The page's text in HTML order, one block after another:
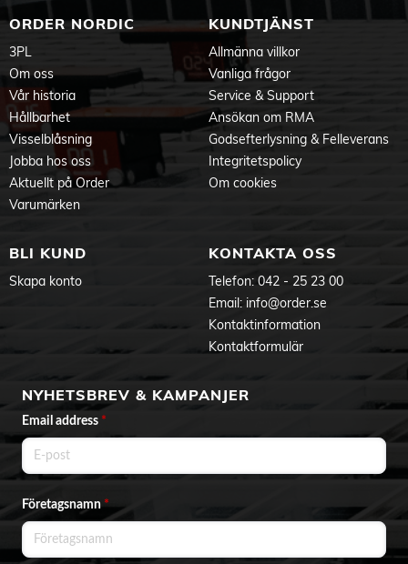
ORDER NORDIC
3PL
Om oss
Vår historia
Hållbarhet
Visselblåsning
Jobba hos oss
Aktuellt på Order
Varumärken
KUNDTJÄNST
Allmänna villkor
Vanliga frågor
Service & Support
Ansökan om RMA
Godsefterlysning & Felleverans
Integritetspolicy
Om cookies
BLI KUND
Skapa konto
KONTAKTA OSS
Telefon: 042 - 25 23 00
Email: info@order.se
Kontaktinformation
Kontaktformulär
NYHETSBREV & KAMPANJER
Email address *
Företagsnamn*